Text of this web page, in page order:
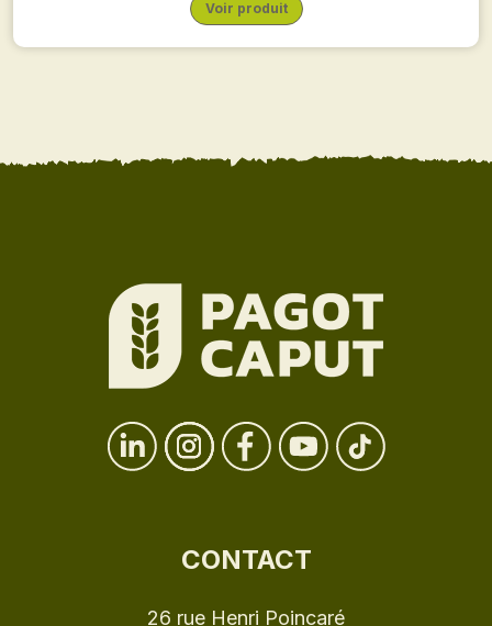
Voir produit
CONTACT
26 rue Henri Poincaré